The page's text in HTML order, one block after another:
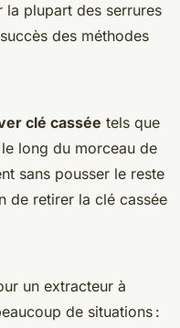
plupart des serrures
des méthodes
clé cassée tels que
long du morceau de
sans pousser le reste
de retirer la clé cassée
un extracteur à
de situations :